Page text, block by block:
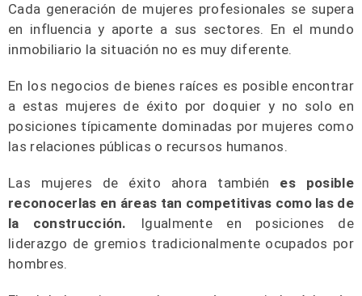
Cada generación de mujeres profesionales se supera
en influencia y aporte a sus sectores. En el mundo
inmobiliario la situación no es muy diferente.
En los negocios de bienes raíces es posible encontrar
a estas mujeres de éxito por doquier y no solo en
posiciones típicamente dominadas por mujeres como
las relaciones públicas o recursos humanos.
Las mujeres de éxito ahora también es posible
reconocerlas en áreas tan competitivas como las de
la construcción. Igualmente en posiciones de
liderazgo de gremios tradicionalmente ocupados por
hombres.